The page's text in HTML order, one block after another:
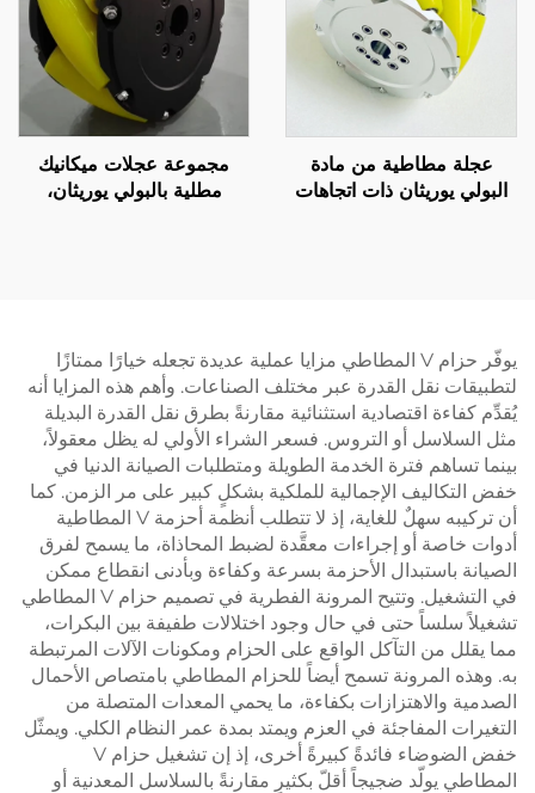
عجلة مطاطية من مادة
البولي يوريثان ذات اتجاهات
مجموعة عجلات ميكانيك
مطلية بالبولي يوريثان،
يوفّر حزام V المطاطي مزايا عملية عديدة تجعله خيارًا ممتازًا
لتطبيقات نقل القدرة عبر مختلف الصناعات. وأهم هذه المزايا أنه
يُقدِّم كفاءة اقتصادية استثنائية مقارنةً بطرق نقل القدرة البديلة
مثل السلاسل أو التروس. فسعر الشراء الأولي له يظل معقولاً،
بينما تساهم فترة الخدمة الطويلة ومتطلبات الصيانة الدنيا في
خفض التكاليف الإجمالية للملكية بشكلٍ كبير على مر الزمن. كما
أن تركيبه سهلٌ للغاية، إذ لا تتطلب أنظمة أحزمة V المطاطية
أدوات خاصة أو إجراءات معقَّدة لضبط المحاذاة، ما يسمح لفرق
الصيانة باستبدال الأحزمة بسرعة وكفاءة وبأدنى انقطاع ممكن
في التشغيل. وتتيح المرونة الفطرية في تصميم حزام V المطاطي
تشغيلاً سلساً حتى في حال وجود اختلالات طفيفة بين البكرات،
مما يقلل من التآكل الواقع على الحزام ومكونات الآلات المرتبطة
به. وهذه المرونة تسمح أيضاً للحزام المطاطي بامتصاص الأحمال
الصدمية والاهتزازات بكفاءة، ما يحمي المعدات المتصلة من
التغيرات المفاجئة في العزم ويمتد بمدة عمر النظام الكلي. ويمثّل
خفض الضوضاء فائدةً كبيرةً أخرى، إذ إن تشغيل حزام V
المطاطي يولّد ضجيجاً أقلّ بكثيرٍ مقارنةً بالسلاسل المعدنية أو